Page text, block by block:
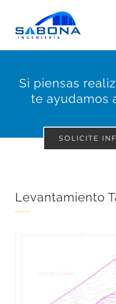
contenido
Si piensas
te ayudamos
SOLICITE
Levantamiento